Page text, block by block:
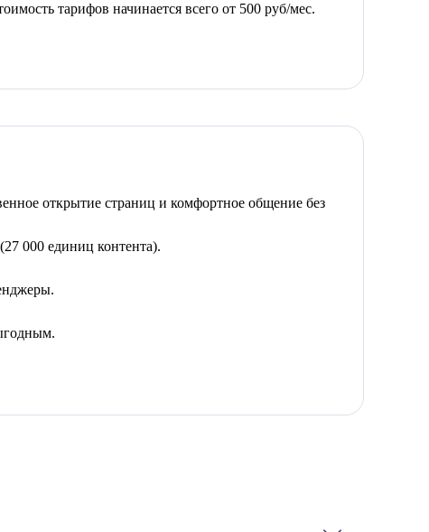
тарифов начинается всего от 500 руб/мес.
открытие страниц и комфортное общение без
000 единиц контента).
и четвёртый номер добавляются за